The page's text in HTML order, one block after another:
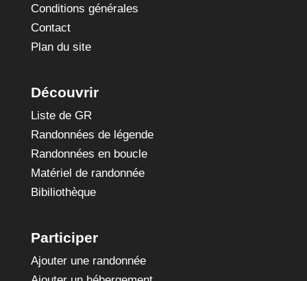
Conditions générales
Contact
Plan du site
Découvrir
Liste de GR
Randonnées de légende
Randonnées en boucle
Matériel de randonnée
Bibiliothèque
Participer
Ajouter une randonnée